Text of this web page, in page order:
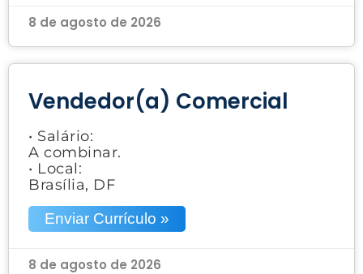
8 de agosto de 2026
Vendedor(a) Comercial
• Salário:
A combinar.
• Local:
Brasília, DF
Enviar Currículo »
8 de agosto de 2026